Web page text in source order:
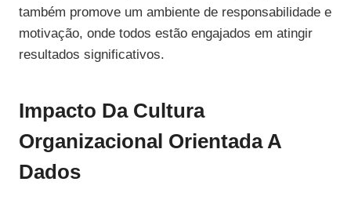
também promove um ambiente de responsabilidade e
motivação, onde todos estão engajados em atingir
resultados significativos.
Impacto Da Cultura
Organizacional Orientada A
Dados